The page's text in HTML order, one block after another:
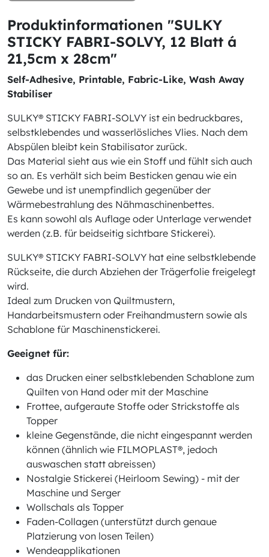
Produktinformationen "SULKY
STICKY FABRI-SOLVY, 12 Blatt á
21,5cm x 28cm"
Self-Adhesive, Printable, Fabric-Like, Wash Away
Stabiliser
SULKY® STICKY FABRI-SOLVY ist ein bedruckbares,
selbstklebendes und wasserlösliches Vlies. Nach dem
Abspülen bleibt kein Stabilisator zurück.
Das Material sieht aus wie ein Stoff und fühlt sich auch
so an. Es verhält sich beim Besticken genau wie ein
Gewebe und ist unempfindlich gegenüber der
Wärmebestrahlung des Nähmaschinenbettes.
Es kann sowohl als Auflage oder Unterlage verwendet
werden (z.B. für beidseitig sichtbare Stickerei).
SULKY® STICKY FABRI-SOLVY hat eine selbstklebende
Rückseite, die durch Abziehen der Trägerfolie freigelegt
wird.
Ideal zum Drucken von Quiltmustern,
Handarbeitsmustern oder Freihandmustern sowie als
Schablone für Maschinenstickerei.
Geeignet für:
das Drucken einer selbstklebenden Schablone zum
Quilten von Hand oder mit der Maschine
Frottee, aufgeraute Stoffe oder Strickstoffe als
Topper
kleine Gegenstände, die nicht eingespannt werden
können (ähnlich wie FILMOPLAST®, jedoch
auswaschen statt abreissen)
Nostalgie Stickerei (Heirloom Sewing) - mit der
Maschine und Serger
Wollschals als Topper
Faden-Collagen (unterstützt durch genaue
Platzierung von losen Teilen)
Wendeapplikationen